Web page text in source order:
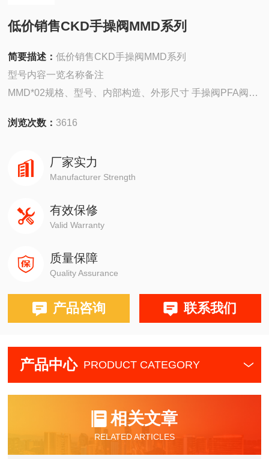
低价销售CKD手操阀MMD系列
简要描述：低价销售CKD手操阀MMD系列
型号内容一览名称备注
MMD*02规格、型号、内部构造、外形尺寸 手操阀PFA阀体
体
阀体
MMD*0规格、型号、内部构造、外形尺寸 手操阀姊妹品
气缸的动作需要控制信号，实现这个逻辑动作用机械阀好
浏览次数：3616
厂家实力
Manufacturer Strength
有效保修
Valid Warranty
质量保障
Quality Assurance
产品咨询 联系我们
产品中心 PRODUCT CATEGORY
相关文章
RELATED ARTICLES